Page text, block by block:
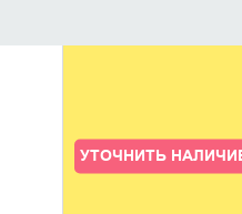
УТОЧНИТЬ